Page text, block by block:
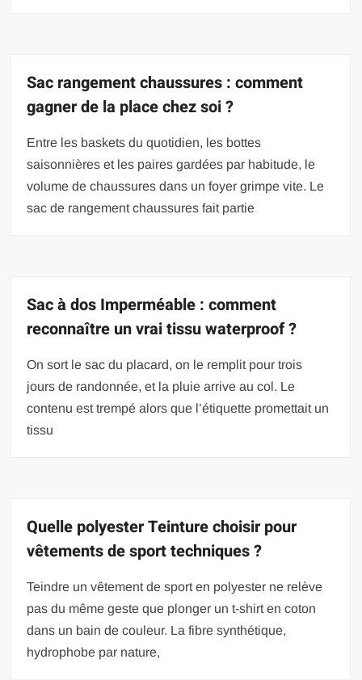
Sac rangement chaussures : comment
gagner de la place chez soi ?
Entre les baskets du quotidien, les bottes
saisonnières et les paires gardées par habitude, le
volume de chaussures dans un foyer grimpe vite. Le
sac de rangement chaussures fait partie
Sac à dos Imperméable : comment
reconnaître un vrai tissu waterproof ?
On sort le sac du placard, on le remplit pour trois
jours de randonnée, et la pluie arrive au col. Le
contenu est trempé alors que l’étiquette promettait un
tissu
Quelle polyester Teinture choisir pour
vêtements de sport techniques ?
Teindre un vêtement de sport en polyester ne relève
pas du même geste que plonger un t-shirt en coton
dans un bain de couleur. La fibre synthétique,
hydrophobe par nature,